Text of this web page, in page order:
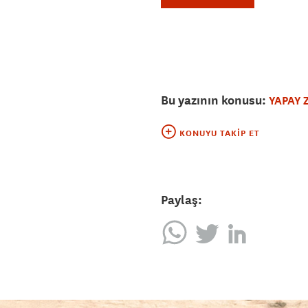
Bu yazının konusu: YAPAY
KONUYU TAKIP ET
Paylaş: